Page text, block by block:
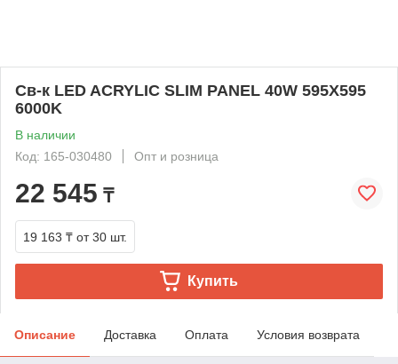
Св-к LED ACRYLIC SLIM PANEL 40W 595X595
6000K
В наличии
Код: 165-030480
Опт и розница
22 545 ₸
19 163 ₸ от 30 шт.
Купить
Описание Доставка Оплата Условия возврата